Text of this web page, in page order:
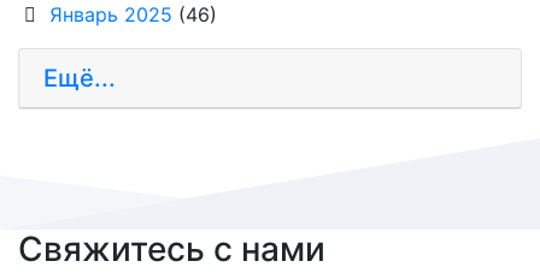
Январь 2025 (46)
Ещё...
Свяжитесь с нами